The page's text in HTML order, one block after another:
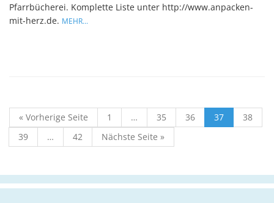
Pfarrbücherei. Komplette Liste unter http://www.anpacken-
mit-herz.de. MEHR...
« Vorherige Seite 1 … 35 36 37
38
39
… 42 Nächste Seite »